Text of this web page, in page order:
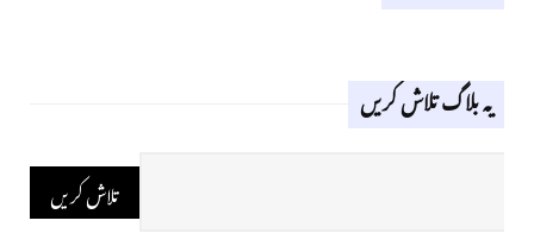
یہ بلاگ تلاش کریں